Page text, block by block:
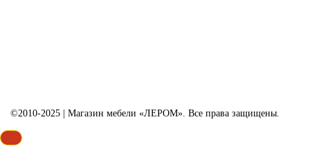
©2010-2025 | Магазин мебели «ЛЕРОМ». Все права защищены.